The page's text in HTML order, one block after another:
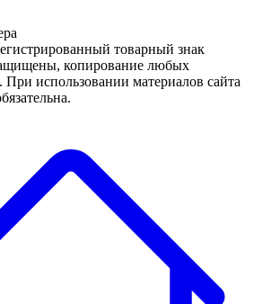
товарный знак
копирование любых
При использовании материалов сайта